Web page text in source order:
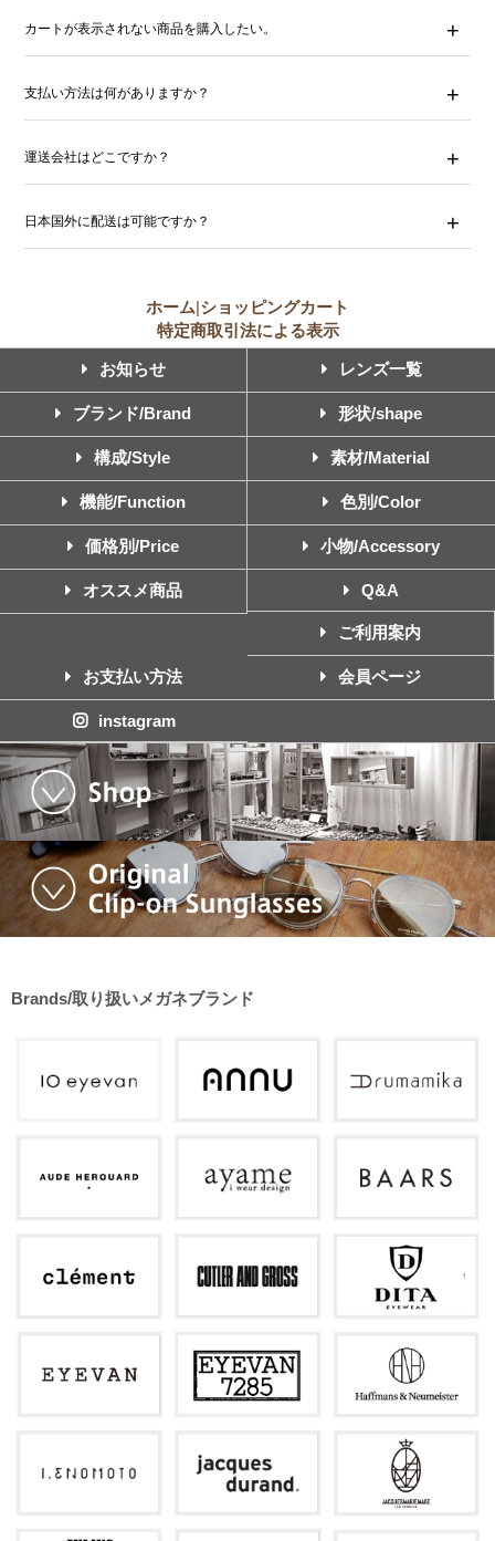
カートが表示されない商品を購入したい。
支払い方法は何がありますか？
運送会社はどこですか？
日本国外に配送は可能ですか？
ホーム|ショッピングカート
特定商取引法による表示
お知らせ レンズ一覧
ブランド/Brand 形状/shape
構成/Style 素材/Material
機能/Function 色別/Color
価格別/Price 小物/Accessory
オススメ商品 Q&A
ご利用案内
お支払い方法 会員ページ
instagram
Brands/取り扱いメガネブランド